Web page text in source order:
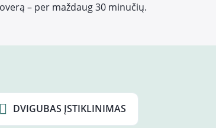
– per maždaug 30 minučių.
DVIGUBAS ĮSTIKLINIMAS